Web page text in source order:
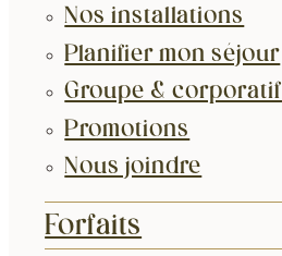
Nos installations
Planifier mon séjour
Groupe & corporatif
Promotions
Nous joindre
Forfaits